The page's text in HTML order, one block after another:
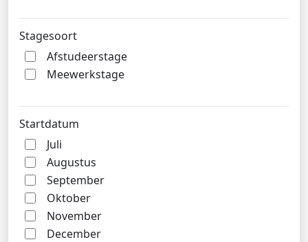
Stagesoort
Afstudeerstage
Meewerkstage
Startdatum
Juli
Augustus
September
Oktober
November
December